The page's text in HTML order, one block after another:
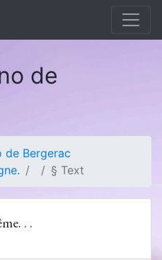
de
de Bergerac
§ Text
. .